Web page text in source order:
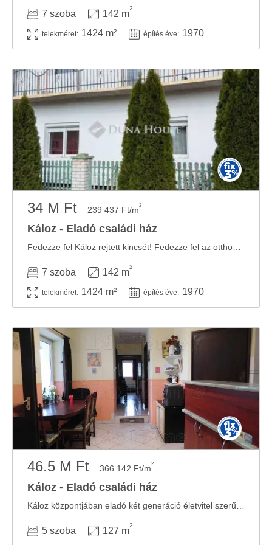
Ön által használt más szolgáltatásokból gyűjtöttek.
7 szoba 142 m
2
telekméret: 1424 m² építés éve: 1970
34 M Ft 239 437 Ft/m2
Káloz - Eladó családi ház
7 szoba 142 m
2
telekméret: 1424 m² építés éve: 1970
46.5 M Ft 366 142 Ft/m2
Káloz - Eladó családi ház
5 szoba 127 m
2